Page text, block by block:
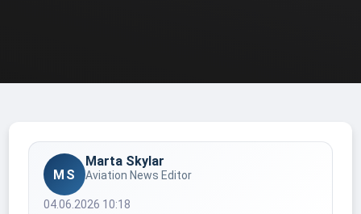
MS
Marta Skylar
Aviation News Editor
04.06.2026 10:18